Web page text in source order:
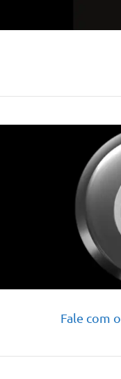
Fale com o